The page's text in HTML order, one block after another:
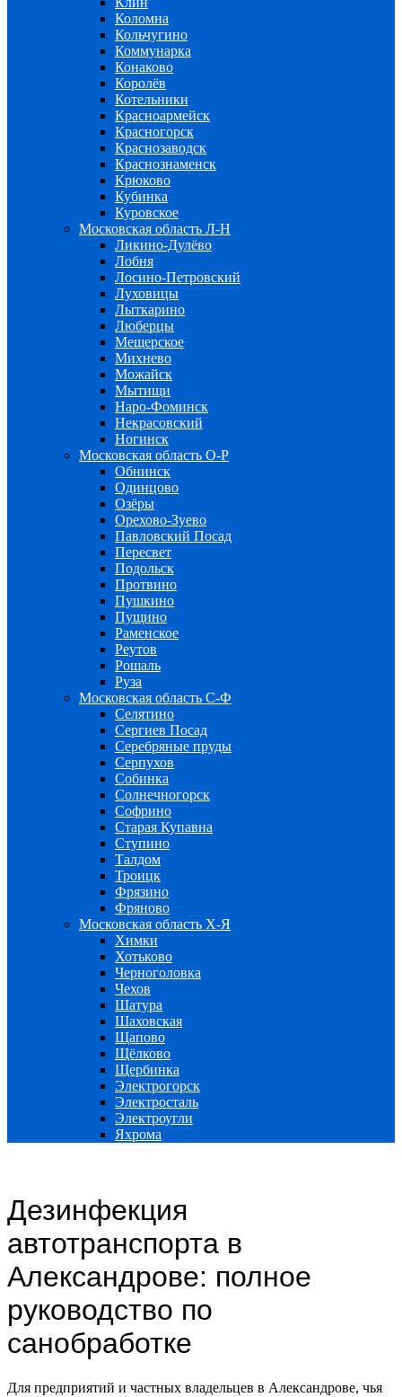
Коломна
Кольчугино
Коммунарка
Конаково
Королёв
Котельники
Красноармейск
Красногорск
Краснозаводск
Краснознаменск
Крюково
Кубинка
Куровское
Московская область Л-Н
Ликино-Дулёво
Лобня
Лосино-Петровский
Луховицы
Лыткарино
Люберцы
Мещерское
Михнево
Можайск
Мытищи
Наро-Фоминск
Некрасовский
Ногинск
Московская область О-Р
Обнинск
Одинцово
Озёры
Орехово-Зуево
Павловский Посад
Пересвет
Подольск
Протвино
Пушкино
Пущино
Раменское
Реутов
Рошаль
Руза
Московская область С-Ф
Селятино
Сергиев Посад
Серебряные пруды
Серпухов
Собинка
Солнечногорск
Софрино
Старая Купавна
Ступино
Талдом
Троицк
Фрязино
Фряново
Московская область Х-Я
Химки
Хотьково
Черноголовка
Чехов
Шатура
Шаховская
Щапово
Щёлково
Щербинка
Электрогорск
Электросталь
Электроугли
Яхрома
Дезинфекция
автотранспорта в
Александрове: полное
руководство по
санобработке
Для предприятий и частных владельцев в Александрове, чья